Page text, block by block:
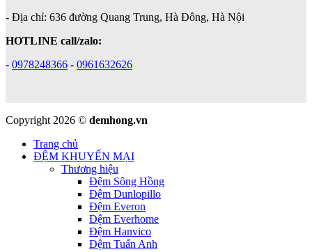
- Địa chỉ: 636 đường Quang Trung, Hà Đông, Hà Nội
HOTLINE call/zalo:
- 0978248366 - 0961632626
Copyright 2026 © demhong.vn
Trang chủ
ĐỆM KHUYẾN MẠI
Thương hiệu
Đệm Sông Hồng
Đệm Dunlopillo
Đệm Everon
Đệm Everhome
Đệm Hanvico
Đệm Tuấn Anh